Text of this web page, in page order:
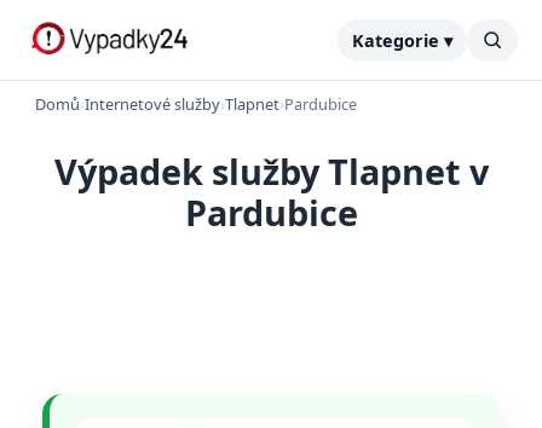
Kategorie ▾
Domů›Internetové služby›Tlapnet›Pardubice
Výpadek služby Tlapnet v
Pardubice